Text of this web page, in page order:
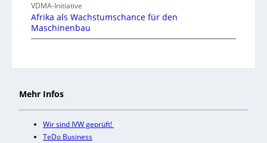
VDMA-Initiative
Afrika als Wachstumschance für den
Maschinenbau
Mehr Infos
Wir sind IVW geprüft!
TeDo Business